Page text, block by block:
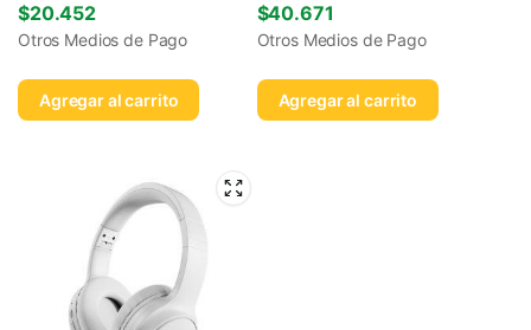
$20.452
Otros Medios de Pago
Agregar al carrito
$40.671
Otros Medios de Pago
Agregar al carrito